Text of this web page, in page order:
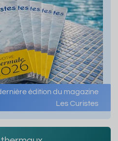
édition du magazine
Les Curistes